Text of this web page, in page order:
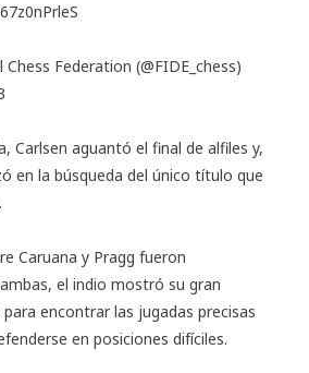
Federation (@FIDE_chess)
Carlsen aguantó el final de alfiles y,
en la búsqueda del único título que
Caruana y Pragg fueron
el indio mostró su gran
encontrar las jugadas precisas
en posiciones difíciles.